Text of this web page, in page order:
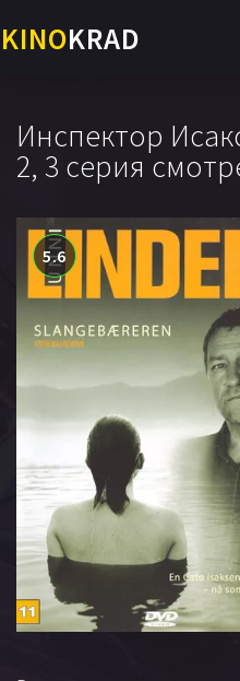
KINOKRAD
Инспектор
2, 3 серия
5.6